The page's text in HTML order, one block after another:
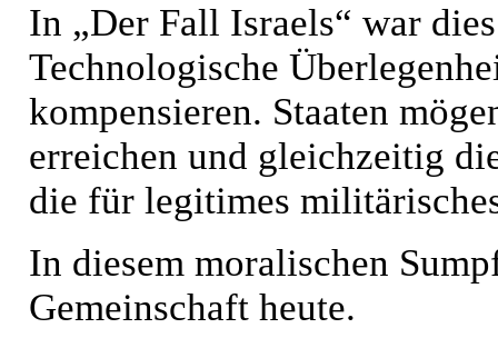
In „Der Fall Israels“ war
Technologische
kompensieren. Staaten
erreichen und gleichzeitig
die für legitimes
In diesem moralischen
Gemeinschaft heute.